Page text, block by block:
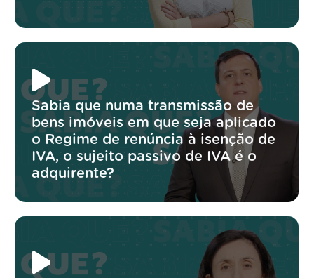
Sabia que numa transmissão de
bens imóveis em que seja aplicado
o Regime de renúncia à isenção de
IVA, o sujeito passivo de IVA é o
adquirente?